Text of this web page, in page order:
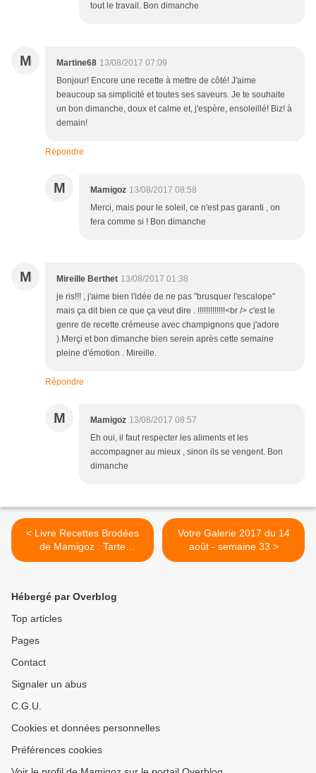
tout le travail. Bon dimanche
M Martine68 13/08/2017 07:09
Bonjour! Encore une recette à mettre de côté! J'aime
beaucoup sa simplicité et toutes ses saveurs. Je te souhaite
un bon dimanche, doux et calme et, j'espère, ensoleillé! Biz! à
demain!
Répondre
M Mamigoz 13/08/2017 08:58
Merci, mais pour le soleil, ce n'est pas garanti , on
fera comme si ! Bon dimanche
M Mireille Berthet 13/08/2017 01:38
je ris!!! , j'aime bien l'idée de ne pas "brusquer l'escalope"
mais ça dit bien ce que ça veut dire . !!!!!!!!!!!!!<br /> c'est le
genre de recette crémeuse avec champignons que j'adore
).Merçi et bon dimanche bien serein après cette semaine
pleine d'émotion . Mireille.
Répondre
M Mamigoz 13/08/2017 08:57
Eh oui, il faut respecter les aliments et les
accompagner au mieux , sinon ils se vengent. Bon
dimanche
< Livre Recettes Brodées
de Mamigoz : Tarte
Christophine aux deux
Votre Galerie 2017 du 14
août - semaine 33 >
Hébergé par Overblog
Top articles
Pages
Contact
Signaler un abus
C.G.U.
Cookies et données personnelles
Préférences cookies